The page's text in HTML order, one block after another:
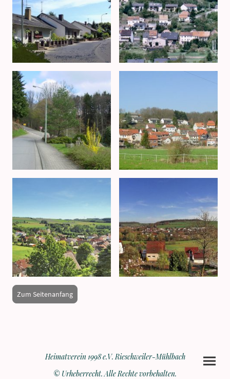
Zum Seitenanfang
Heimatverein 1998 e.V. Rieschweiler-Mühlbach
© Urheberrecht. Alle Rechte vorbehalten.